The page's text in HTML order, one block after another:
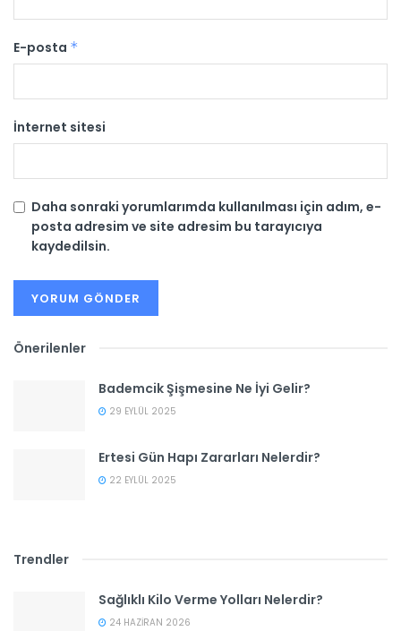
E-posta *
İnternet sitesi
Daha sonraki yorumlarımda kullanılması için adım, e-
posta adresim ve site adresim bu tarayıcıya
kaydedilsin.
Önerilenler
Bademcik Şişmesine Ne İyi Gelir?
29 EYLÜL 2025
Ertesi Gün Hapı Zararları Nelerdir?
22 EYLÜL 2025
Trendler
Sağlıklı Kilo Verme Yolları Nelerdir?
24 HAZIRAN 2026